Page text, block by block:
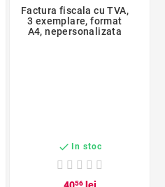
Factura fiscala cu TVA,
3 exemplare, format
A4, nepersonalizata
 In stoc
56